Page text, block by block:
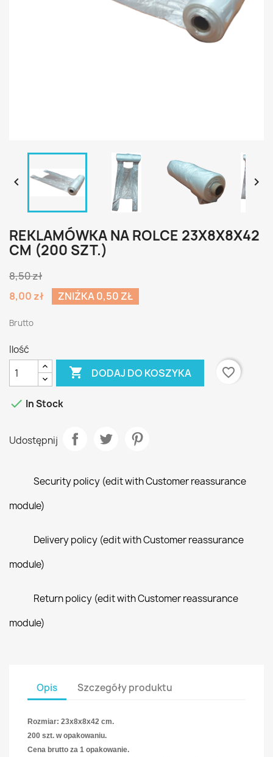
 
REKLAMÓWKA NA ROLCE 23X8X8X42
CM (200 SZT.)
8,50 zł
8,00 zł
ZNIŻKA 0,50 ZŁ
Brutto
Ilość
 DODAJ DO KOSZYKA favorite_border
 In Stock
Udostępnij
Security policy (edit with Customer reassurance
module)
Delivery policy (edit with Customer reassurance
module)
Return policy (edit with Customer reassurance
module)
Opis Szczegóły produktu
Rozmiar: 23x8x8x42 cm.
200 szt. w opakowaniu.
Cena brutto za 1 opakowanie.